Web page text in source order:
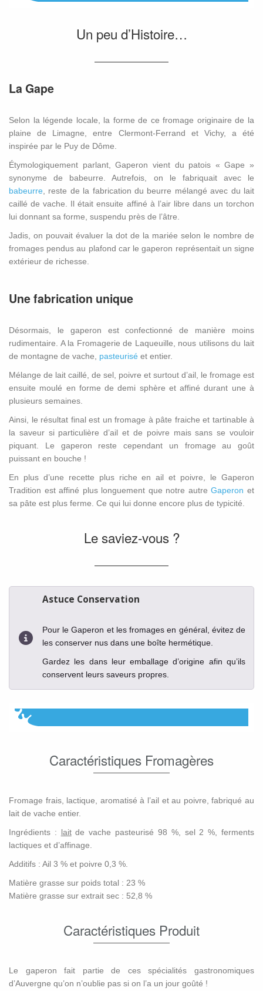
Un peu d’Histoire…
La Gape
Selon la légende locale, la forme de ce fromage originaire de la
plaine de Limagne, entre Clermont-Ferrand et Vichy, a été
inspirée par le Puy de Dôme.
Étymologiquement parlant, Gaperon vient du patois « Gape »
synonyme de babeurre. Autrefois, on le fabriquait avec le
babeurre, reste de la fabrication du beurre mélangé avec du lait
caillé de vache. Il était ensuite affiné à l’air libre dans un torchon
lui donnant sa forme, suspendu près de l’âtre.
Jadis, on pouvait évaluer la dot de la mariée selon le nombre de
fromages pendus au plafond car le gaperon représentait un signe
extérieur de richesse.
Une fabrication unique
Désormais, le gaperon est confectionné de manière moins
rudimentaire. A la Fromagerie de Laqueuille, nous utilisons du lait
de montagne de vache, pasteurisé et entier.
Mélange de lait caillé, de sel, poivre et surtout d’ail, le fromage est
ensuite moulé en forme de demi sphère et affiné durant une à
plusieurs semaines.
Ainsi, le résultat final est un fromage à pâte fraiche et tartinable à
la saveur si particulière d’ail et de poivre mais sans se vouloir
piquant. Le gaperon reste cependant un fromage au goût
puissant en bouche !
En plus d’une recette plus riche en ail et poivre, le Gaperon
Tradition est affiné plus longuement que notre autreGaperon et
sa pâte est plus ferme. Ce qui lui donne encore plus de typicité.
Le saviez-vous ?
Astuce Conservation
Pour le Gaperon et les fromages en général, évitez de
les conserver nus dans une boîte hermétique.
Gardez les dans leur emballage d’origine afin qu’ils
conservent leurs saveurs propres.
Caractéristiques Fromagères
Fromage frais, lactique, aromatisé à l’ail et au poivre, fabriqué au
lait de vache entier.
Ingrédients : laitde vache pasteurisé 98 %, sel 2 %, ferments
lactiques et d’affinage.
Additifs : Ail 3 % et poivre 0,3 %.
Matière grasse sur poids total : 23 %
Matière grasse sur extrait sec : 52,8 %
Caractéristiques Produit
Le gaperon fait partie de ces spécialités gastronomiques
d’Auvergne qu’on n’oublie pas si on l’a un jour goûté !